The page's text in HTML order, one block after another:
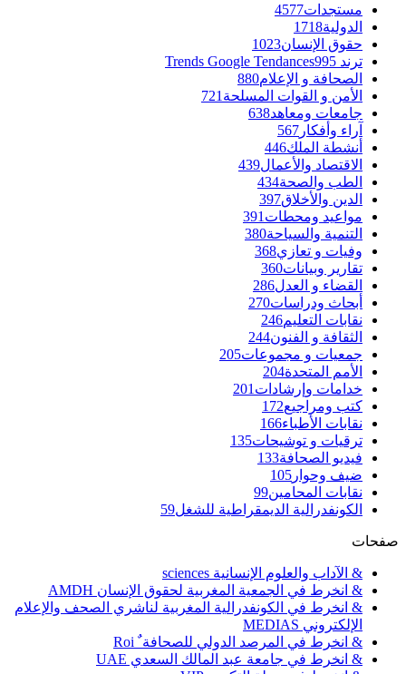
مستجدات4577
الدولية1718
حقوق الإنسان1023
ترند Trends Google Tendances 995
الصحافة و الإعلام880
الأمن و القوات المسلحة 721
جامعات ومعاهد638
آراء وأفكار 567
أنشطة الملك446
الاقتصاد والأعمال439
الطب والصحة434
الدين والأخلاق397
مواعيد ومحطات 391
التنمية والسياحة380
وفيات و تعازي368
تقارير وبيانات360
القضاء و العدل286
أبحاث ودراسات270
نقابات التعليم246
الثقافة و الفنون244
جمعيات و مجموعات205
الأمم المتحدة204
خدامات وإرشادات 201
كتب ومراجيع172
نقابات الأطباء166
ترقيات و توشيحات135
فيديو الصحافة133
ضيف وحوار 105
نقابات المحامين99
الكونفدرالية الديمقراطية للشغل59
صفحات
& الآداب والعلوم الإنسانية sciences
& انخرط في الجمعية المغربية لحقوق الإنسان AMDH
& انخرط في الكونفدرالية المغربية لناشري الصحف والإعلام
الإلكتروني MEDIAS
& انخرط في المرصد الدولي للصحافة ٌ Roi
& انخرط في جامعة عبد المالك السعدي UAE